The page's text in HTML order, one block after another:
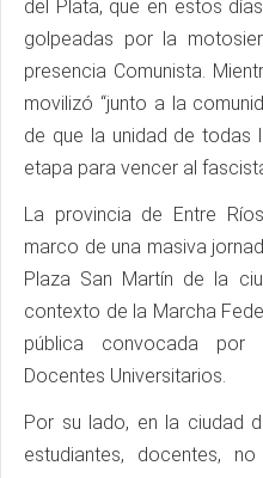
del Plata, que en estos
golpeadas por la
presencia Comunista.
movilizó “junto a la
de que la unidad de todas
etapa para vencer al
La provincia de Entre
marco de una masiva
Plaza San Martín de la
contexto de la Marcha
pública convocada por
Docentes Universitarios.
Por su lado, en la ciudad
estudiantes, docentes,